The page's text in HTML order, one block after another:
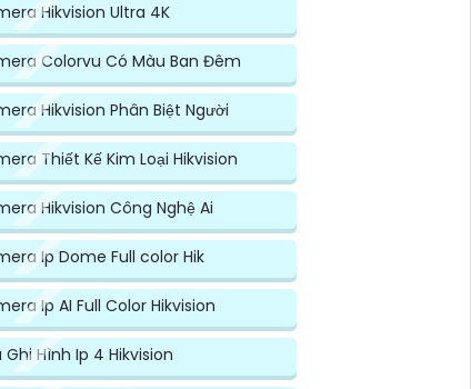
Hikvision Ultra 4K
Colorvu Có Màu Ban Đêm
Hikvision Phân Biệt Người
Thiết Kế Kim Loại Hikvision
Hikvision Công Nghệ Ai
Ip Dome Full color Hik
Ip AI Full Color Hikvision
Ghi Hình Ip 4 Hikvision